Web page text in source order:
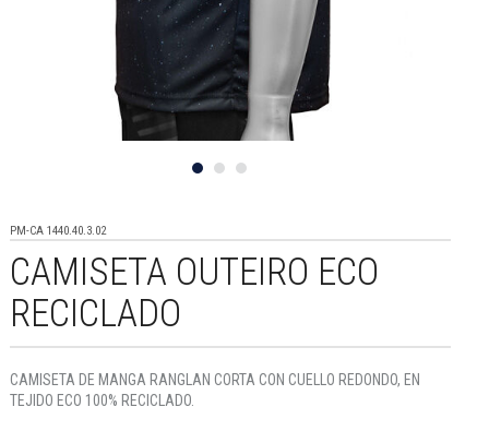
PM-CA 1440.40.3.02
CAMISETA OUTEIRO ECO
RECICLADO
CAMISETA DE MANGA RANGLAN CORTA CON CUELLO REDONDO, EN
TEJIDO ECO 100% RECICLADO.